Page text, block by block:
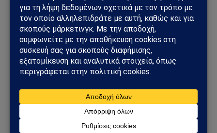
29/06/2026